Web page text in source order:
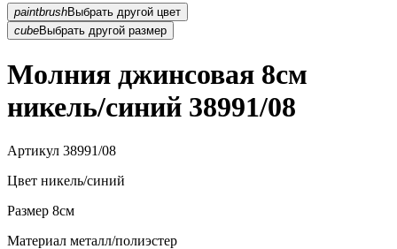
paintbrush
Выбрать другой цвет
cubeВыбрать другой размер
Молния джинсовая 8см
никель/синий 38991/08
Артикул 38991/08
Цвет никель/синий
Размер 8см
Материал металл/полиэстер